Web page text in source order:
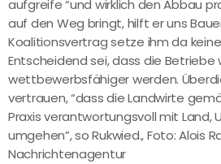
aufgreife “und wirklich den Abbau
auf den Weg bringt, hilft er uns
Koalitionsvertrag setze ihm da
Entscheidend sei, dass die Betriebe
wettbewerbsfähiger werden.
vertrauen, “dass die Landwirte
Praxis verantwortungsvoll mit Land,
umgehen”, so Rukwied., Foto: Alois
Nachrichtenagentur